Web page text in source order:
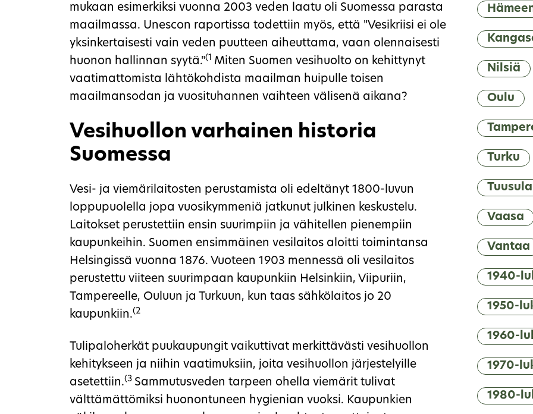
mukaan esimerkiksi vuonna 2003 veden laatu oli Suomessa parasta
maailmassa. Unescon raportissa todettiin myös, että "Vesikriisi ei ole
yksinkertaisesti vain veden puutteen aiheuttama, vaan olennaisesti
huonon hallinnan syytä."(1 Miten Suomen vesihuolto on kehittynyt
vaatimattomista lähtökohdista maailman huipulle toisen
maailmansodan ja vuosituhannen vaihteen välisenä aikana?
Vesihuollon varhainen historia
Suomessa
Vesi- ja viemärilaitosten perustamista oli edeltänyt 1800-luvun
loppupuolella jopa vuosikymmeniä jatkunut julkinen keskustelu.
Laitokset perustettiin ensin suurimpiin ja vähitellen pienempiin
kaupunkeihin. Suomen ensimmäinen vesilaitos aloitti toimintansa
Helsingissä vuonna 1876. Vuoteen 1903 mennessä oli vesilaitos
perustettu viiteen suurimpaan kaupunkiin Helsinkiin, Viipuriin,
Tampereelle, Ouluun ja Turkuun, kun taas sähkölaitos jo 20
kaupunkiin.(2
Tulipaloherkät puukaupungit vaikuttivat merkittävästi vesihuollon
kehitykseen ja niihin vaatimuksiin, joita vesihuollon järjestelyille
asetettiin.(3 Sammutusveden tarpeen ohella viemärit tulivat
välttämättömiksi huonontuneen hygienian vuoksi. Kaupunkien
Nilsiä
Oulu
Turku
Tuusula
Vaasa
Vantaa
1940-
1950-
1960-
1970-
1980-